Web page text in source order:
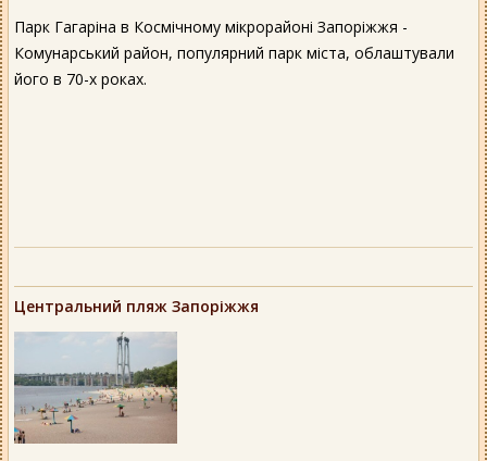
Парк Гагаріна в Космічному мікрорайоні Запоріжжя -
Комунарський район, популярний парк міста, облаштували
його в 70-х роках.
Центральний пляж Запоріжжя